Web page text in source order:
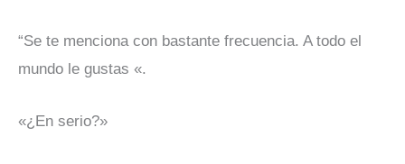
“Se te menciona con bastante frecuencia. A todo el
mundo le gustas «.
«¿En serio?»